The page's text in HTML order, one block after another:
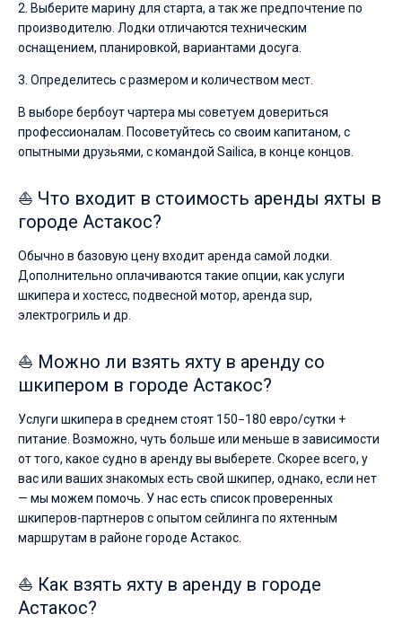
2. Выберите марину для старта, а так же предпочтение по
производителю. Лодки отличаются техническим
оснащением, планировкой, вариантами досуга.
3. Определитесь с размером и количеством мест.
В выборе бербоут чартера мы советуем довериться
профессионалам. Посоветуйтесь со своим капитаном, с
опытными друзьями, с командой Sailica, в конце концов.
⛵ Что входит в стоимость аренды яхты в
городе Астакос?
Обычно в базовую цену входит аренда самой лодки.
Дополнительно оплачиваются такие опции, как услуги
шкипера и хостесс, подвесной мотор, аренда sup,
электрогриль и др.
⛵ Можно ли взять яхту в аренду со
шкипером в городе Астакос?
Услуги шкипера в среднем стоят 150−180 евро/сутки +
питание. Возможно, чуть больше или меньше в зависимости
от того, какое судно в аренду вы выберете. Скорее всего, у
вас или ваших знакомых есть свой шкипер, однако, если нет
— мы можем помочь. У нас есть список проверенных
шкиперов-партнеров с опытом сейлинга по яхтенным
маршрутам в районе городе Астакос.
⛵ Как взять яхту в аренду в городе
Астакос?